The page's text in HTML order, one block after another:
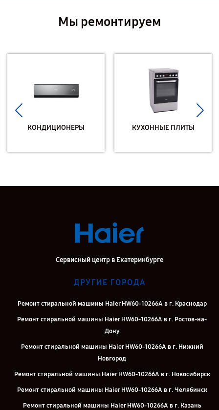
Мы ремонтируем
КОНДИЦИОНЕРЫ КУХОННЫЕ ПЛИТЫ
Сервисный центр в Екатеринбурге
ДРУГИЕ ГОРОДА
Ремонт стиральной машины Haier HW60-10266A в г. Краснодар
Ремонт стиральной машины Haier HW60-10266A в г. Ростов-на-
Дону
Ремонт стиральной машины Haier HW60-10266A в г. Нижний
Новгород
Ремонт стиральной машины Haier HW60-10266A в г. Новосибирск
Ремонт стиральной машины Haier HW60-10266A в г. Челябинск
Ремонт стиральной машины Haier HW60-10266A в г. Казань